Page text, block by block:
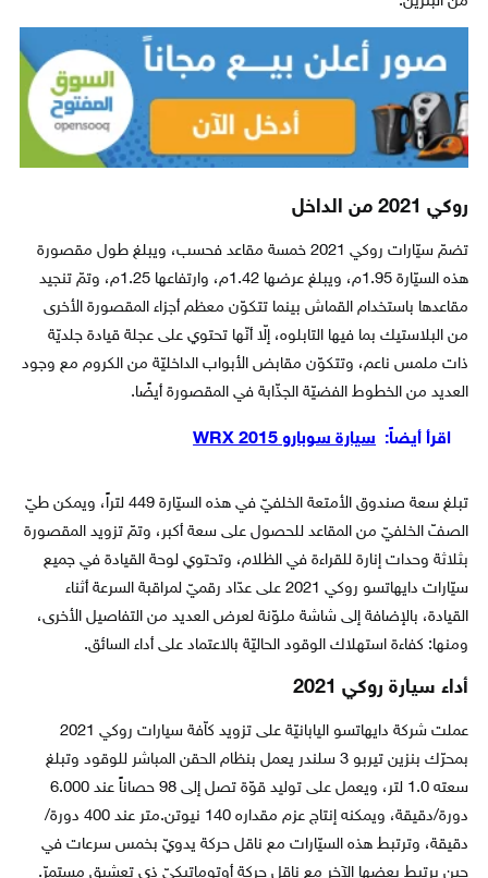
روكي 2021 من الداخل
تضمّ سيّارات روكي 2021 خمسة مقاعد فحسب، ويبلغ طول مقصورة
هذه السيّارة 1.95م، ويبلغ عرضها 1.42م، وارتفاعها 1.25م، وتمّ تنجيد
مقاعدها باستخدام القماش بينما تتكوّن معظم أجزاء المقصورة الأخرى
من البلاستيك بما فيها التابلوه، إلّا أنّها تحتوي على عجلة قيادة جلديّة
ذات ملمس ناعم، وتتكوّن مقابض الأبواب الداخليّة من الكروم مع وجود
العديد من الخطوط الفضيّة الجذّابة في المقصورة أيضًا.
اقرأ أيضاً: سيارة سوبارو WRX 2015
تبلغ سعة صندوق الأمتعة الخلفيّ في هذه السيّارة 449 لتراً، ويمكن طيّ
الصفّ الخلفيّ من المقاعد للحصول على سعة أكبر، وتمّ تزويد المقصورة
بثلاثة وحدات إنارة للقراءة في الظلام، وتحتوي لوحة القيادة في جميع
سيّارات دايهاتسو روكي 2021 على عدّاد رقميّ لمراقبة السرعة أثناء
القيادة، بالإضافة إلى شاشة ملوّنة لعرض العديد من التفاصيل الأخرى،
ومنها: كفاءة استهلاك الوقود الحاليّة بالاعتماد على أداء السائق.
أداء سيارة روكي 2021
عملت شركة دايهاتسو اليابانيّة على تزويد كاّفة سيارات روكي 2021
بمحرّك بنزين تيربو 3 سلندر يعمل بنظام الحقن المباشر للوقود وتبلغ
سعته 1.0 لتر، ويعمل على توليد قوّة تصل إلى 98 حصاناً عند 6.000
دورة/دقيقة، ويمكنه إنتاج عزم مقداره 140 نيوتن.متر عند 400 دورة/
دقيقة، وترتبط هذه السيّارات مع ناقل حركة يدويّ بخمس سرعات في
حين يرتبط بعضها الآخر مع ناقل حركة أوتوماتيكيّ ذي تعشيق مستمرّ.